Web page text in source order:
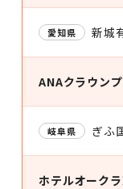
愛知県 新城
ANAクラウン
岐阜県 ぎふ
ホテルオーク